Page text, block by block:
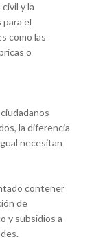
y la
el
como las
o
la diferencia
necesitan
contener
de
y subsidios a